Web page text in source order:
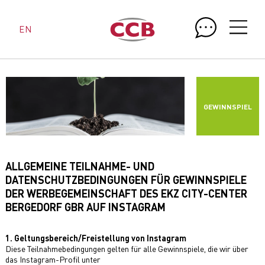
EN
GEWINNSPIEL
ALLGEMEINE TEILNAHME- UND
DATENSCHUTZBEDINGUNGEN FÜR GEWINNSPIELE
DER WERBEGEMEINSCHAFT DES EKZ CITY-CENTER
BERGEDORF GBR AUF INSTAGRAM
1. Geltungsbereich/Freistellung von Instagram
Diese Teilnahmebedingungen gelten für alle Gewinnspiele, die wir über
das Instagram-Profil unter